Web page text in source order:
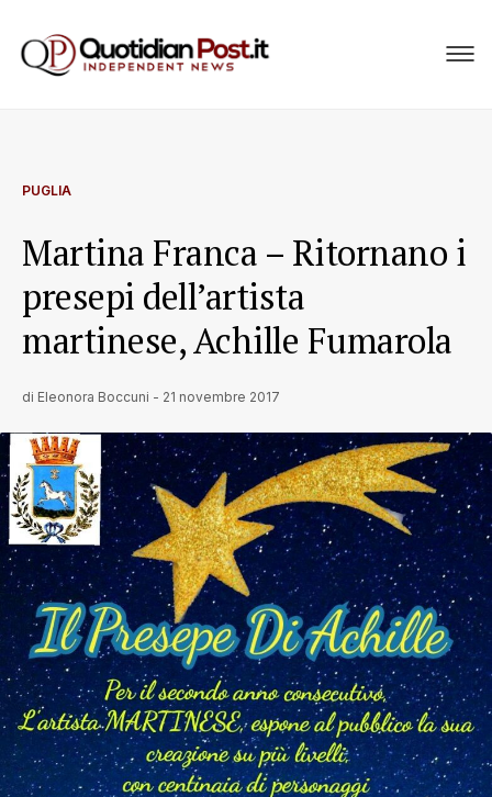
PUGLIA
Martina Franca – Ritornano i
presepi dell’artista
martinese, Achille Fumarola
di Eleonora Boccuni - 21 novembre 2017